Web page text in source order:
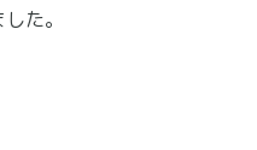
た。